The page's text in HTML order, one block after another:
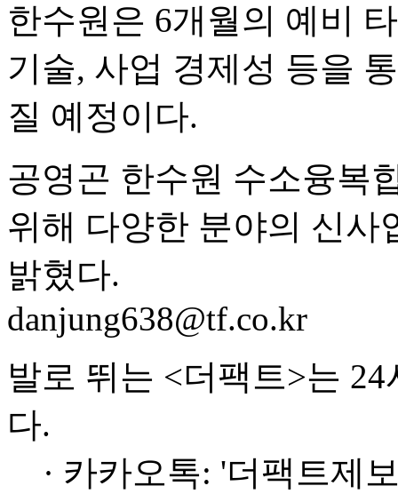
한수원은 6개월의 예비
기술, 사업 경제성 등을
질 예정이다.
공영곤 한수원 수소융복
위해 다양한 분야의 신
밝혔다.
danjung638@tf.co.kr
발로 뛰는 <더팩트>는
다.
· 카카오톡: '더팩트제